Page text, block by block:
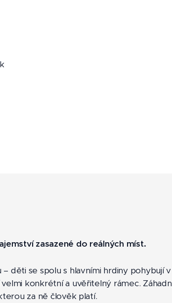
zasazené do reálných míst.
děti se spolu s hlavními hrdiny pohybují
konkrétní a uvěřitelný rámec.
za ně člověk platí.